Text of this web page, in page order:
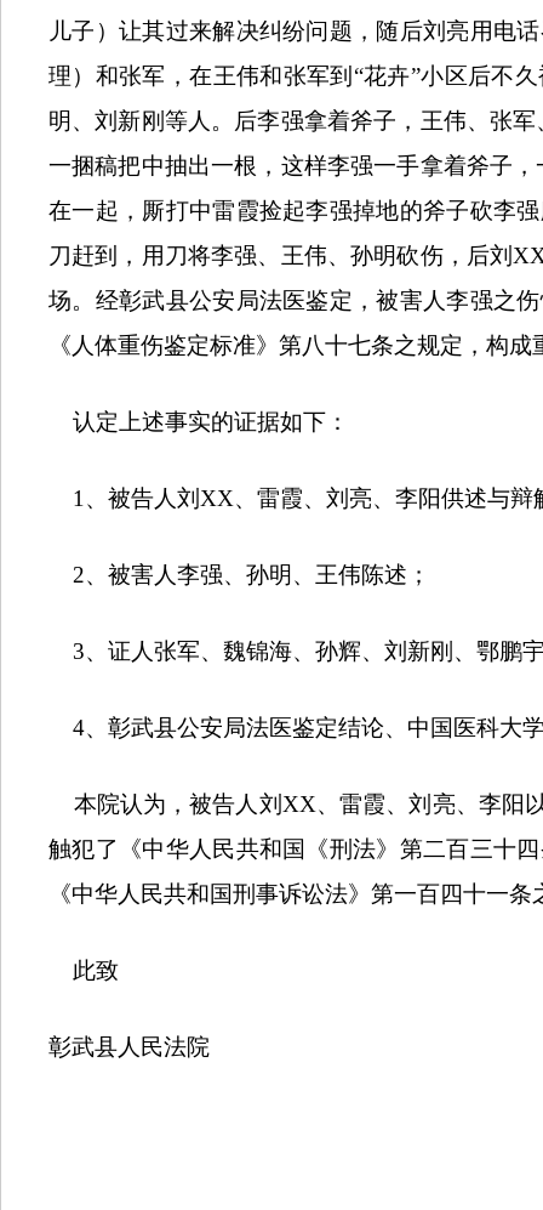
儿子）让其过来解决纠纷问题，随后刘亮用电
理）和张军，在王伟和张军到“花卉”小区后不
明、刘新刚等人。后李强拿着斧子，王伟、张
一捆稿把中抽出一根，这样李强一手拿着斧子
在一起，厮打中雷霞捡起李强掉地的斧子砍李
刀赶到，用刀将李强、王伟、孙明砍伤，后刘
场。经彰武县公安局法医鉴定，被害人李强之
《人体重伤鉴定标准》第八十七条之规定，构
认定上述事实的证据如下：
1 、被告人刘 XX、雷霞、刘亮、李阳供述与辩
2、被害人李强、孙明、王伟陈述；
3、证人张军、魏锦海、孙辉、刘新刚、鄂鹏
4、彰武县公安局法医鉴定结论、中国医科大
本院认为，被告人刘 XX、雷霞、刘亮、李阳
触犯了《中华人民共和国《刑法》第二百三十
《中华人民共和国刑事诉讼法》第一百四十一
此致
彰武县人民法院